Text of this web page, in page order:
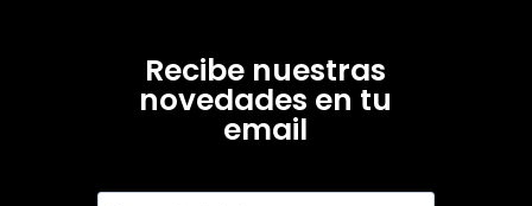
Recibe nuestras
novedades en tu
email